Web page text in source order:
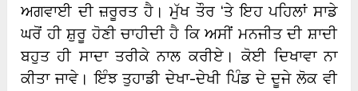
ਅਗਵਾਈ ਦੀ ਜ਼ਰੂਰਤ ਹੈ। ਮੁੱਖ ਤੌਰ ‘ਤੇ ਇਹ ਪਹਿਲਾਂ ਸਾਡੇ
ਘਰੋਂ ਹੀ ਸ਼ੁਰੂ ਹੋਣੀ ਚਾਹੀਦੀ ਹੈ ਕਿ ਅਸੀਂ ਮਨਜੀਤ ਦੀ ਸ਼ਾਦੀ
ਬਹੁਤ ਹੀ ਸਾਦਾ ਤਰੀਕੇ ਨਾਲ ਕਰੀਏ। ਕੋਈ ਦਿਖਾਵਾ ਨਾ
ਕੀਤਾ ਜਾਵੇ। ਇੰਝ ਤੁਹਾਡੀ ਦੇਖਾ-ਦੇਖੀ ਪਿੰਡ ਦੇ ਦੂਜੇ ਲੋਕ ਵੀ